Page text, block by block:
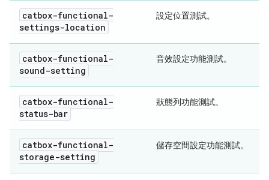
catbox-functional-
settings-location
設定位置測試。
catbox-functional-
sound-setting
音效設定功能測試。
catbox-functional-
status-bar
狀態列功能測試。
catbox-functional-
storage-setting
儲存空間設定功能測試。